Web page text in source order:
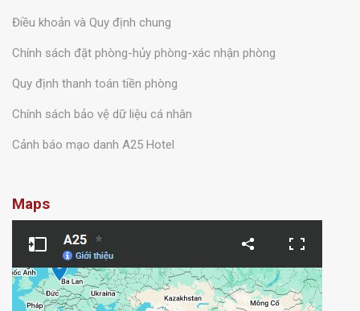
Điều khoản và Quy định chung
Chính sách đặt phòng-hủy phòng-xác nhận phòng
Quy định thanh toán tiền phòng
Chính sách bảo vệ dữ liệu cá nhân
Cảnh báo mạo danh A25 Hotel
Maps